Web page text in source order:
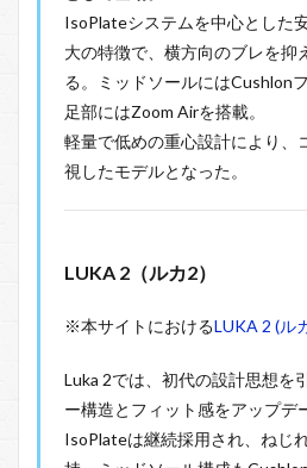
IsoPlateシステムを中心とした
大の特徴で、横方向のブレを抑
る。ミッドソールにはCushlon
足部にはZoom Airを搭載。
軽量で低めの重心設計により、
視したモデルとなった。
LUKA 2（ルカ2）
※本サイトにおけるLUKA 2 (ル
Luka 2では、初代の設計思想を
ー構造とフィット感をアップデ
IsoPlateは継続採用され、ねじ